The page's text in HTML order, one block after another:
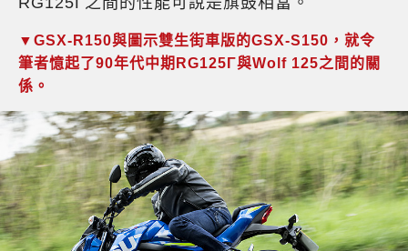
▼GSX-R150與圖示雙生街車版的GSX-S150，就令
筆者憶起了90年代中期RG125Γ與Wolf 125之間的關
係。